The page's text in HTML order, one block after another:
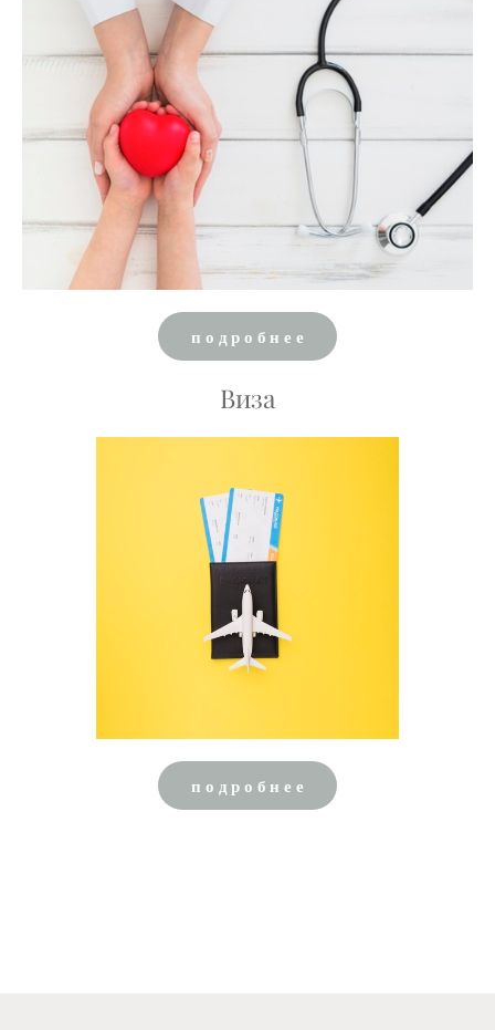
подробнее
Виза
подробнее